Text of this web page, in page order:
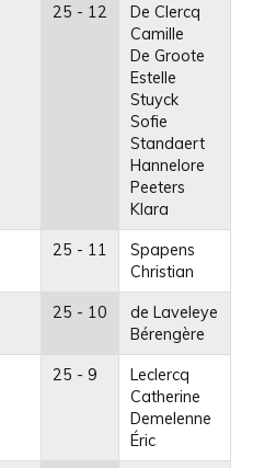
25 - 12
De Clercq
Camille
De Groote
Estelle
Stuyck
Sofie
Standaert
Hannelore
Peeters
Klara
25 - 11
Spapens
Christian
25 - 10
de Laveleye
Bérengère
25 - 9
Leclercq
Catherine
Demelenne
Éric